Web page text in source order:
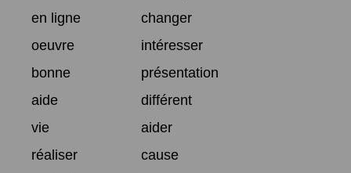
en ligne
changer
oeuvre
intéresser
bonne
présentation
aide
différent
vie
aider
réaliser
cause